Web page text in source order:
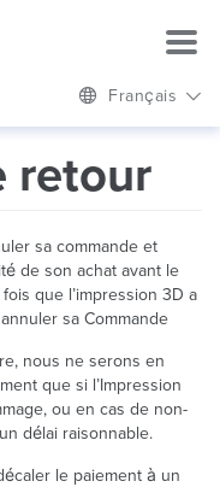
Français
retour
sa commande et
de son achat avant le
que l’impression 3D a
sa Commande
nous ne serons en
que si l’Impression
ou en cas de non-
délai raisonnable.
le paiement à un